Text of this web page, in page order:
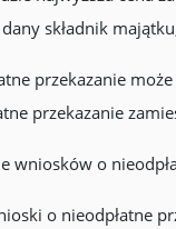
dany składnik
przekazanie
przekazanie
wniosków o
o nieodpłatne